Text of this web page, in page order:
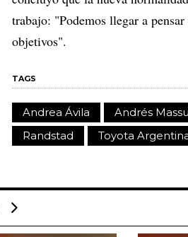
trabajo: "Podemos llegar a
objetivos".
TAGS
Andrea Ávila Andrés
Randstad
Toyota